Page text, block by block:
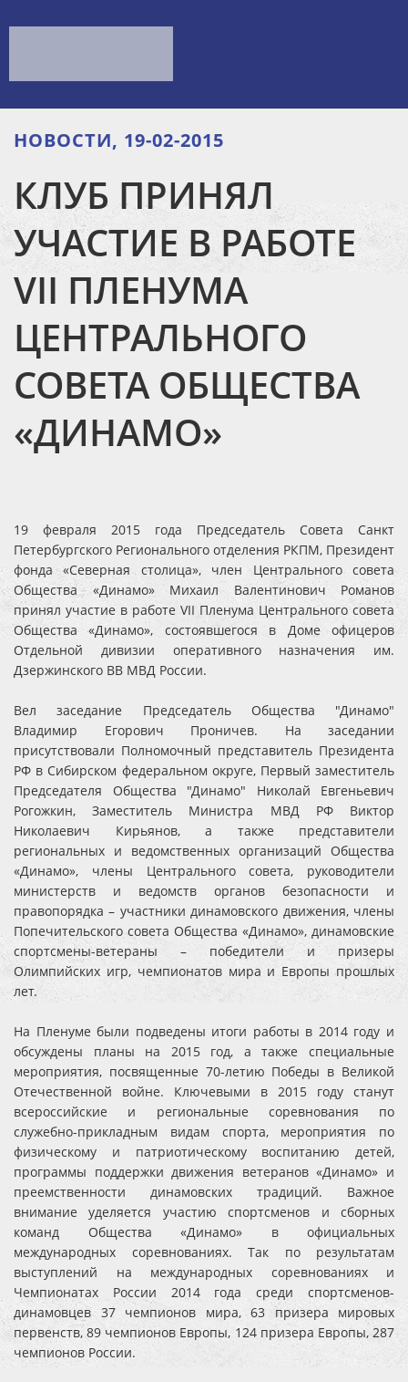
НОВОСТИ, 19-02-2015
КЛУБ ПРИНЯЛ
УЧАСТИЕ В РАБОТЕ
VII ПЛЕНУМА
ЦЕНТРАЛЬНОГО
СОВЕТА ОБЩЕСТВА
«ДИНАМО»
19 февраля 2015 года Председатель Совета Санкт
Петербургского Регионального отделения РКПМ, Президент
фонда «Северная столица», член Центрального совета
Общества «Динамо» Михаил Валентинович Романов
принял участие в работе VII Пленума Центрального совета
Общества «Динамо», состоявшегося в Доме офицеров
Отдельной дивизии оперативного назначения им.
Дзержинского ВВ МВД России.
Вел заседание Председатель Общества "Динамо"
Владимир Егорович Проничев. На заседании
присутствовали Полномочный представитель Президента
РФ в Сибирском федеральном округе, Первый заместитель
Председателя Общества "Динамо" Николай Евгеньевич
Рогожкин, Заместитель Министра МВД РФ Виктор
Николаевич Кирьянов, а также представители
региональных и ведомственных организаций Общества
«Динамо», члены Центрального совета, руководители
министерств и ведомств органов безопасности и
правопорядка – участники динамовского движения, члены
Попечительского совета Общества «Динамо», динамовские
спортсмены-ветераны – победители и призеры
Олимпийских игр, чемпионатов мира и Европы прошлых
лет.
На Пленуме были подведены итоги работы в 2014 году и
обсуждены планы на 2015 год, а также специальные
мероприятия, посвященные 70-летию Победы в Великой
Отечественной войне. Ключевыми в 2015 году станут
всероссийские и региональные соревнования по
служебно-прикладным видам спорта, мероприятия по
физическому и патриотическому воспитанию детей,
программы поддержки движения ветеранов «Динамо» и
преемственности динамовских традиций. Важное
внимание уделяется участию спортсменов и сборных
команд Общества «Динамо» в официальных
международных соревнованиях. Так по результатам
выступлений на международных соревнованиях и
Чемпионатах России 2014 года среди спортсменов-
динамовцев 37 чемпионов мира, 63 призера мировых
первенств, 89 чемпионов Европы, 124 призера Европы, 287
чемпионов России.